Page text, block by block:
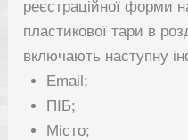
реєстраційної форми
пластикової тари в
включають наступну
Email;
ПІБ;
Місто;